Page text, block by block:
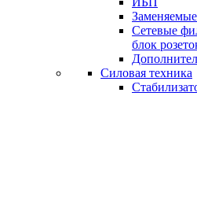
Сетевые
блок
Силовая техника